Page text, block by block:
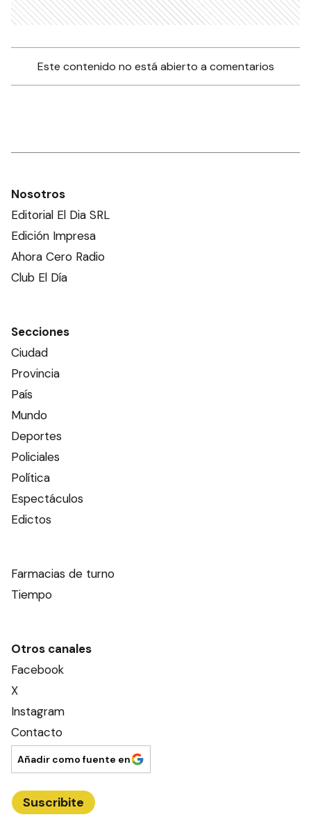
Este contenido no está abierto a comentarios
Nosotros
Editorial El Dia SRL
Edición Impresa
Ahora Cero Radio
Club El Día
Secciones
Ciudad
Provincia
País
Mundo
Deportes
Policiales
Política
Espectáculos
Edictos
Farmacias de turno
Tiempo
Otros canales
Facebook
X
Instagram
Contacto
Añadir como fuente en
Suscribite